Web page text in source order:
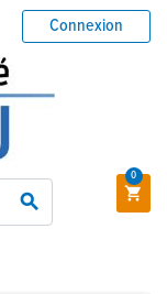

Connexion

0